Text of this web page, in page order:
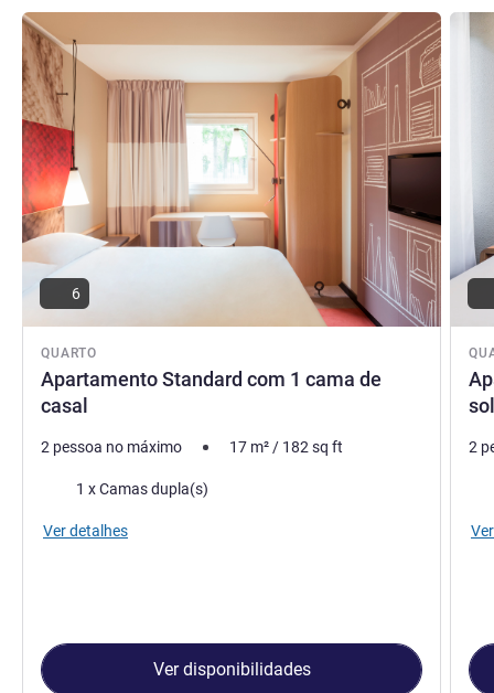
QUARTO
Apartamento Standard com 1 cama de
casal
Ver detalhes
6
2 pessoa no máximo 17 m²/ 182sq ft
Cama1 x Camas dupla(s)
Ver detalhes
Ver disponibilidades
Ver
2